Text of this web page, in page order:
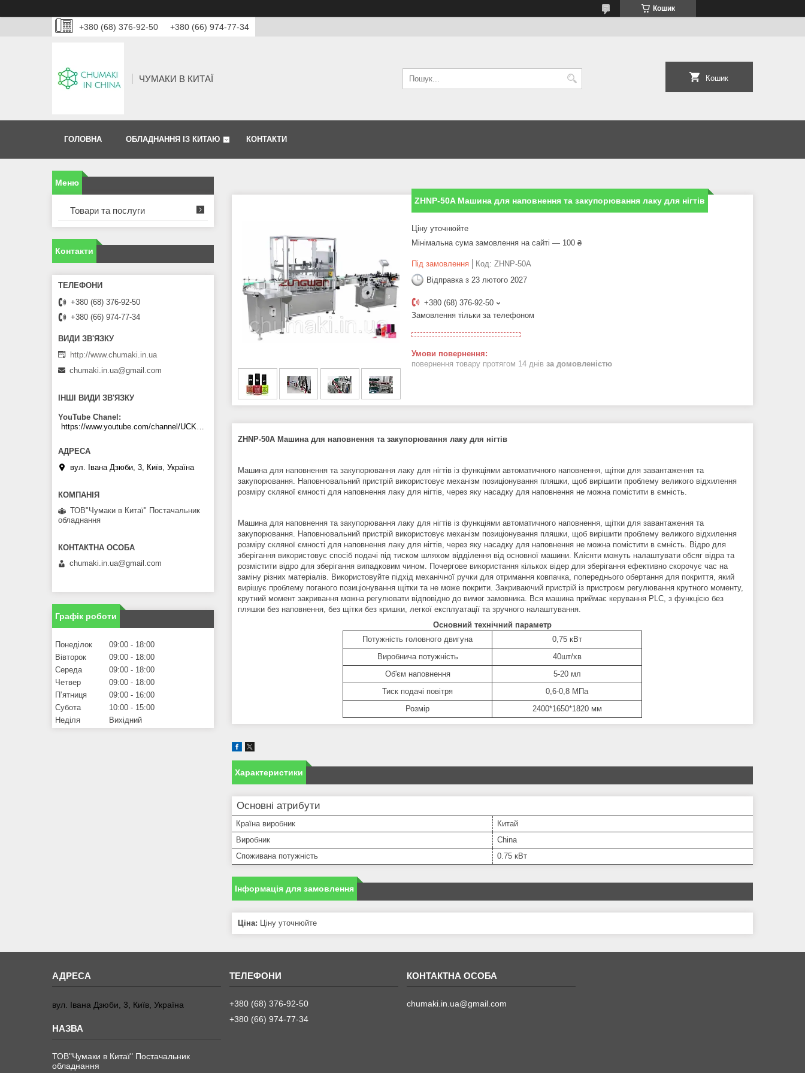
Кошик
+380 (68) 376-92-50 +380 (66) 974-77-34
ЧУМАКИ В КИТАЇ Кошик
ГОЛОВНА ОБЛАДНАННЯ ІЗ КИТАЮ КОНТАКТИ
ZHNP-50A Машина для наповнення та закупорювання лаку для нігтів
Ціну уточнюйте
Мінімальна сума замовлення на сайті — 100 ₴
Під замовлення Код: ZHNP-50A
Відправка з 23 лютого 2027
+380 (68) 376-92-50
Замовлення тільки за телефоном
повернення товару протягом 14 днів за домовленістю
ZHNP-50A Машина для наповнення та закупорювання лаку для нігтів
Машина для наповнення та закупорювання лаку для нігтів із функціями автоматичного наповнення, щітки для завантаження та
закупорювання. Наповнювальний пристрій використовує механізм позиціонування пляшки, щоб вирішити проблему великого відхилення
розміру скляної ємності для наповнення лаку для нігтів, через яку насадку для наповнення не можна помістити в ємність.
Машина для наповнення та закупорювання лаку для нігтів із функціями автоматичного наповнення, щітки для завантаження та
закупорювання. Наповнювальний пристрій використовує механізм позиціонування пляшки, щоб вирішити проблему великого відхилення
розміру скляної ємності для наповнення лаку для нігтів, через яку насадку для наповнення не можна помістити в ємність. Відро для
зберігання використовує спосіб подачі під тиском шляхом відділення від основної машини. Клієнти можуть налаштувати обсяг відра та
розмістити відро для зберігання випадковим чином. Почергове використання кількох відер для зберігання ефективно скорочує час на
заміну різних матеріалів. Використовуйте підхід механічної ручки для отримання ковпачка, попереднього обертання для покриття, який
вирішує проблему поганого позиціонування щітки та не може покрити. Закриваючий пристрій із пристроєм регулювання крутного моменту,
крутний момент закривання можна регулювати відповідно до вимог замовника. Вся машина приймає керування PLC, з функцією без
пляшки без наповнення, без щітки без кришки, легкої експлуатації та зручного налаштування.
Основний технічний параметр
Потужність головного двигуна
0,75 кВт
Виробнича потужність
40шт/хв
Об'єм наповнення
5-20 мл
Тиск подачі повітря
0,6-0,8 МПа
Розмір
2400*1650*1820 мм
Характеристики
Основні атрибути
Країна виробник
Китай
Виробник
China
Споживана потужність
0.75 кВт
Інформація для замовлення
Ціна: Ціну уточнюйте
Товари та послуги
Контакти
+380 (68) 376-92-50
+380 (66) 974-77-34
http://www.chumaki.in.ua
chumaki.in.ua@gmail.com
ІНШІ ВИДИ ЗВ'ЯЗКУ
YouTube Chanel
вул. Івана Дзюби, 3, Київ, Україна
ТОВ"Чумаки в Китаї" Постачальник
обладнання
chumaki.in.ua@gmail.com
Графік роботи
Понеділок 09:00
18:00
Вівторок
09:00
18:00
Середа
09:00
18:00
Четвер
09:00
18:00
Пʼятниця
09:00
16:00
Субота
10:00
15:00
Неділя
Вихідний
вул. Івана Дзюби, 3, Київ, Україна
ТОВ"Чумаки в Китаї" Постачальник
обладнання
+380 (68) 376-92-50
+380 (66) 974-77-34
chumaki.in.ua@gmail.com